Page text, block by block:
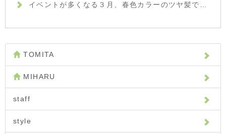
イベントが多くなる３月、春色カラーのツヤ髪で、周りの人に一歩差をつけましょう
TOMITA
MIHARU
staff
style